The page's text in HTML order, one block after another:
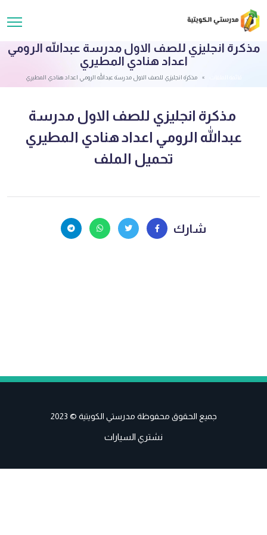
مذكرة انجليزي للصف الاول مدرسة عبدالله الرومي
اعداد هنادي المطيري
مذكرة انجليزي للصف الاول مدرسة عبدالله الرومي اعداد هنادي المطيري
مذكرة انجليزي للصف الاول مدرسة
عبدالله الرومي اعداد هنادي المطيري
تحميل الملف
شارك
جميع الحقوق محفوظة مدرستي الكويتية © 2023
نشتري السيارات